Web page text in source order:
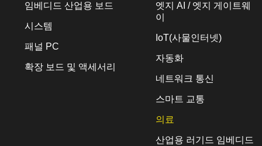
임베디드 산업용 보드
시스템
패널 PC
확장 보드 및 액세서리
엣지 AI / 엣지 게이트웨
이
IoT(사물인터넷)
자동화
네트워크 통신
스마트 교통
의료
산업용 러기드 임베디드